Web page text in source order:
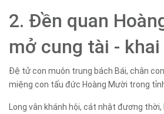
2. Đền quan
mở cung tài -
Đệ tử con muôn trung bách Bái, chân
miệng con tấu đức Hoàng Mười trong
Long vân khánh hội, cát nhật đương